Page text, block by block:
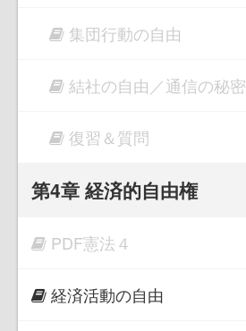
集団行動の自由
結社の自由／通信の秘密
復習＆質問
第4章 経済的自由権
PDF憲法４
経済活動の自由